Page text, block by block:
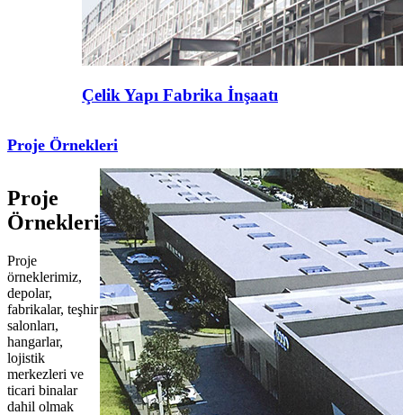
Çelik Yapı Fabrika İnşaatı
Proje Örnekleri
Proje
Örnekleri
Proje
örneklerimiz,
depolar,
fabrikalar, teşhir
salonları,
hangarlar,
lojistik
merkezleri ve
ticari binalar
dahil olmak